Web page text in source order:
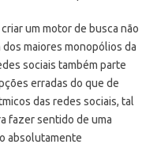
um motor de busca não
maiores monopólios da
sociais também parte
erradas do que de
das redes sociais, tal
fazer sentido de uma
absolutamente